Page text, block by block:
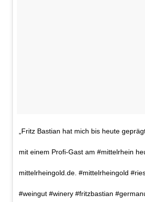
„Fritz Bastian hat mich bis heute
mit einem Profi-Gast am #mittelrhein
mittelrheingold.de. #mittelrheingold
#weingut #winery #fritzbastian